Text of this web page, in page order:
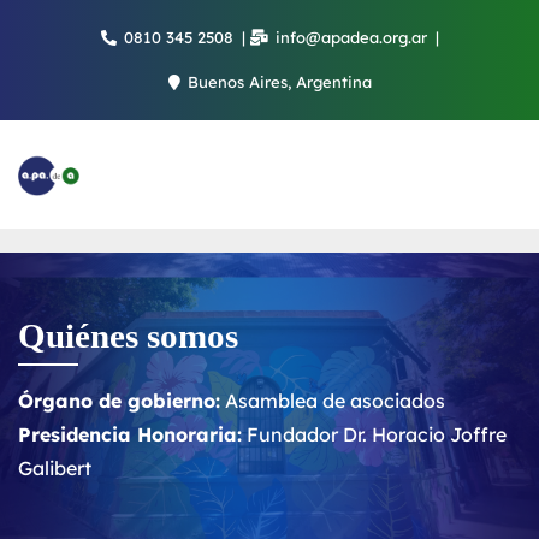
0810 345 2508 info@apadea.org.ar
Buenos Aires, Argentina
Quiénes somos
Órgano de gobierno: Asamblea de asociados
Presidencia Honoraria:Fundador Dr. Horacio Joffre
Galibert